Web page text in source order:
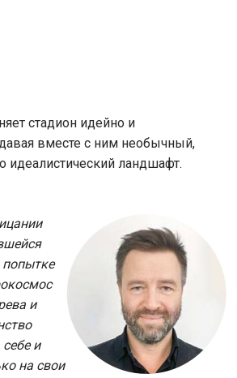
стадион идейно и
вместе с ним необычный,
идеалистический ландшафт.
попытке
и
и
на свои